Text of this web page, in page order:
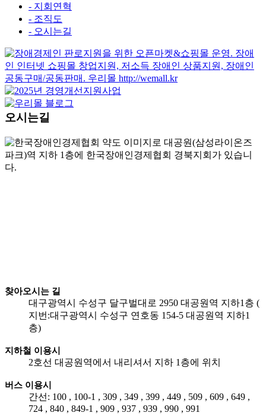
- 지회연혁
- 조직도
- 오시는길
오시는길
찾아오시는 길
대구광역시 수성구 달구벌대로 2950 대공원역 지하1층 (
지번:대구광역시 수성구 연호동 154-5 대공원역 지하1
층)
지하철 이용시
2호선 대공원역에서 내리셔서 지하 1층에 위치
버스 이용시
간선: 100 , 100-1 , 309 , 349 , 399 , 449 , 509 , 609 , 649 ,
724 , 840 , 849-1 , 909 , 937 , 939 , 990 , 991